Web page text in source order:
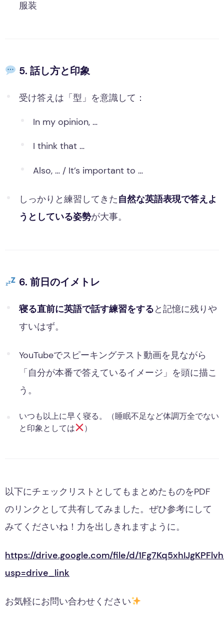
服装
5. 話し方と印象
受け答えは「型」を意識して：
In my opinion, …
I think that …
Also, … / It’s important to …
しっかりと練習してきた自然な英語表現で答えよ
うとしている姿勢が大事。
6. 前日のイメトレ
寝る直前に英語で話す練習をすると記憶に残りや
すいはず。
YouTubeでスピーキングテスト動画を見ながら
「自分が本番で答えているイメージ」を頭に描こ
う。
いつも以上に早く寝る。（睡眠不足など体調万全でない
と印象としては
）
以下にチェックリストとしてもまとめたものをPDF
のリンクとして共有してみました。ぜひ参考にして
みてくださいね！力を出しきれますように。
https://drive.google.com/file/d/
usp=drive_link
お気軽にお問い合わせください